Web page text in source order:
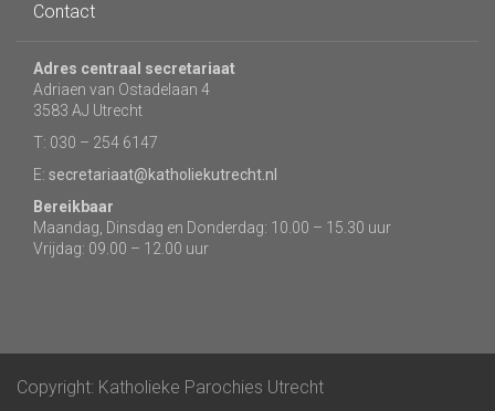
Contact
Adres centraal secretariaat
Adriaen van Ostadelaan 4
3583 AJ Utrecht
T: 030 – 254 6147
E: secretariaat@katholiekutrecht.nl
Bereikbaar
Maandag, Dinsdag en Donderdag: 10.00 – 15.30 uur
Vrijdag: 09.00 – 12.00 uur
Copyright: Katholieke Parochies Utrecht